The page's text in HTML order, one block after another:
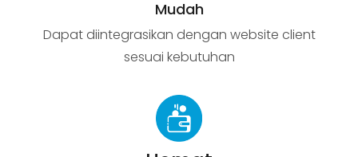
Mudah
Dapat diintegrasikan dengan website client
sesuai kebutuhan